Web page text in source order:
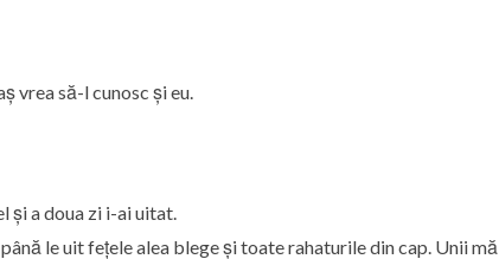
vrea să-l cunosc și eu.
și a doua zi i-ai uitat.
le uit fețele alea blege și toate rahaturile din cap. Unii mă